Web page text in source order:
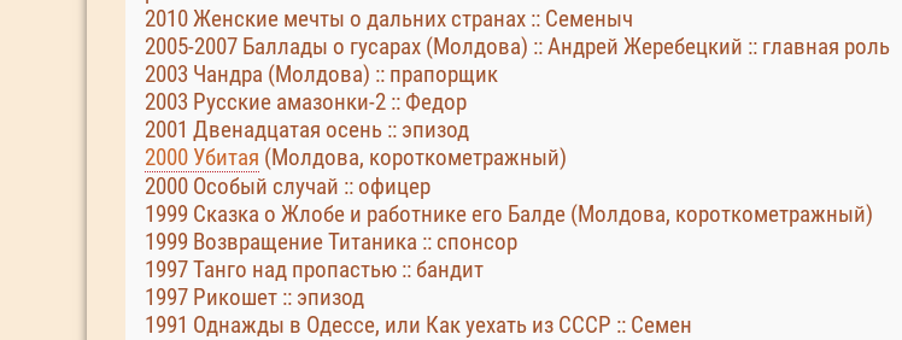
2010 Женские мечты о дальних странах :: Семеныч
2005-2007 Баллады о гусарах (Молдова) :: Андрей Жеребецкий :: главная роль
2003 Чандра (Молдова) :: прапорщик
2003 Русские амазонки-2 :: Федор
2001 Двенадцатая осень :: эпизод
2000 Убитая (Молдова, короткометражный)
2000 Особый случай :: офицер
1999 Сказка о Жлобе и работнике его Балде (Молдова, короткометражный)
1999 Возвращение Титаника :: спонсор
1997 Танго над пропастью :: бандит
1997 Рикошет :: эпизод
1991 Однажды в Одессе, или Как уехать из СССР :: Семен